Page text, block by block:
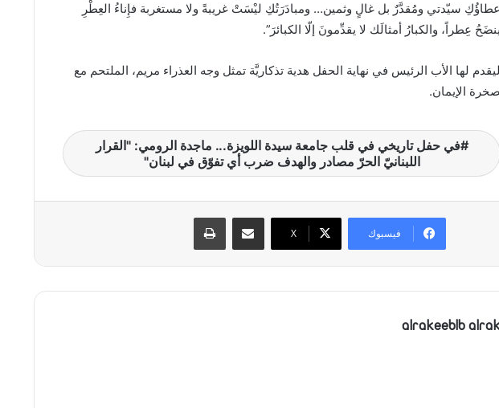
عطاؤُكِ سيّدتي ومُقدَّرٌ بل غالٍ وثمين… ومبادَرَتُكِ ليْسَتْ غريبةً ولا مستغربة فإِناءُ العِطْرِ
ينضَحُ عِطراً، والكبارُ أمثالَك لا يقدِّمونَ إلّا الكبائرَ”.
ليقدم لها الأب الرئيس في نهاية الحفل هدية تذكاريَّة تمثل وجه العذراء مريم، الملتحم مع
صخرة الإيمان.
في حفل تاريخي في قلب جامعة سيدة اللويزة... ماجدة الرومي: "القرار
اللبنانيّ الحرّ مصادر والهدف ضرب أي تفوّق في لبنان"
فيسبوك X
alrakeeblb